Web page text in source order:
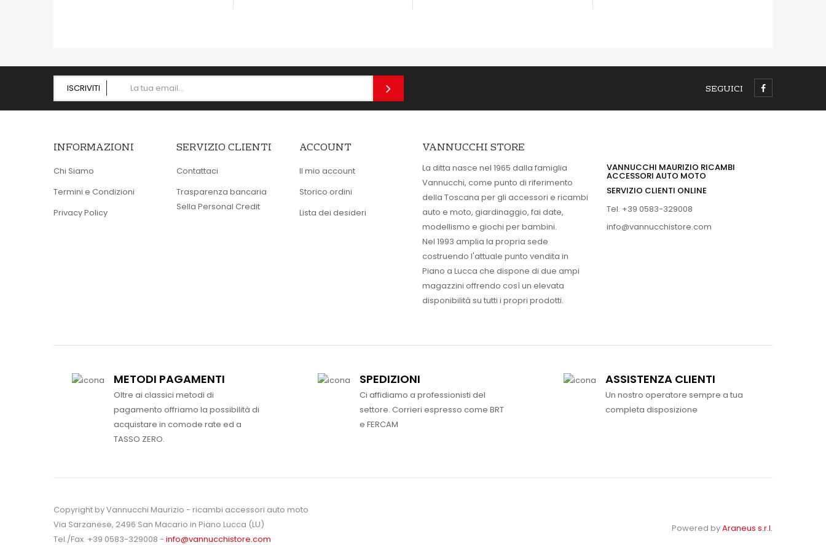
ISCRIVITI SEGUICI
INFORMAZIONI
Chi Siamo
Termini e Condizioni
Privacy Policy
SERVIZIO CLIENTI
Contattaci
Trasparenza bancaria
Sella Personal Credit
ACCOUNT
Il mio account
Storico ordini
Lista dei desideri
VANNUCCHI STORE
La ditta nasce nel 1965 dalla famiglia
Vannucchi, come punto di riferimento
della Toscana per gli accessori e ricambi
auto e moto, giardinaggio, fai date,
modellismo e giochi per bambini.
Nel 1993 amplia la propria sede
costruendo l'attuale punto vendita in
Piano a Lucca che dispone di due ampi
magazzini offrendo così un elevata
disponibilità su tutti i propri prodotti.
VANNUCCHI MAURIZIO RICAMBI
ACCESSORI AUTO MOTO
SERVIZIO CLIENTI ONLINE
Tel. +39 0583-329008
info@vannucchistore.com
METODI PAGAMENTI
Oltre ai classici metodi di
pagamento offriamo la possibilità di
acquistare in comode rate ed a
TASSO ZERO.
SPEDIZIONI
Ci affidiamo a professionisti del
settore. Corrieri espresso come BRT
e FERCAM
ASSISTENZA CLIENTI
Un nostro operatore sempre a tua
completa disposizione
Copyright by Vannucchi Maurizio - ricambi accessori auto moto
Via Sarzanese, 2496 San Macario in Piano Lucca (LU)
Tel./Fax. +39 0583-329008 - info@vannucchistore.com
Powered byAraneus s.r.l.